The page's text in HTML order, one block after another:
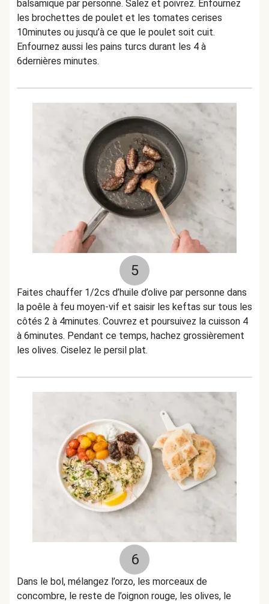
balsamique par personne. Salez et poivrez. Enfournez
les brochettes de poulet et les tomates cerises
10minutes ou jusqu’à ce que le poulet soit cuit.
Enfournez aussi les pains turcs durant les 4 à
6dernières minutes.
5
Faites chauffer 1/2cs d’huile d’olive par personne dans
la poêle à feu moyen-vif et saisir les keftas sur tous les
côtés 2 à 4minutes. Couvrez et poursuivez la cuisson 4
à 6minutes. Pendant ce temps, hachez grossièrement
les olives. Ciselez le persil plat.
6
Dans le bol, mélangez l’orzo, les morceaux de
concombre, le reste de l’oignon rouge, les olives, le